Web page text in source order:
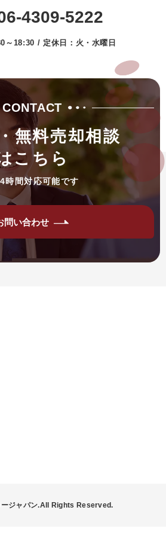
4309-5222
～18:30 / 定休日：火・水曜日
CONTACT
無料売却相談
こちら
時間対応可能です
問い合わせ
ジャパン.All Rights Reserved.